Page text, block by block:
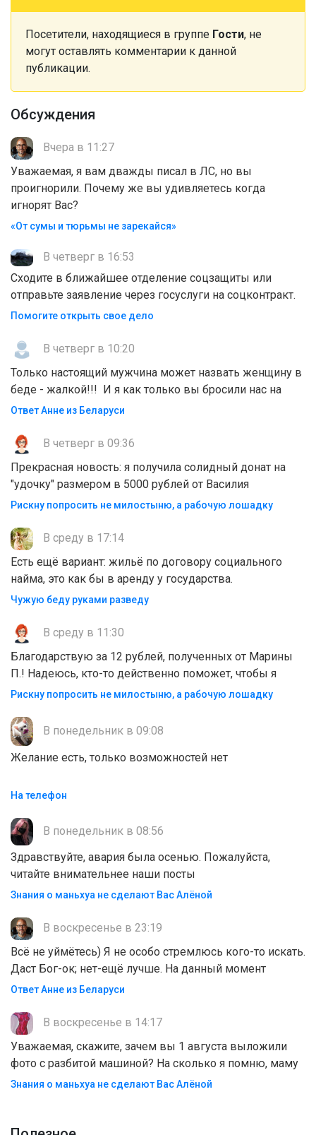
Посетители, находящиеся в группе Гости, не
могут оставлять комментарии к данной
публикации.
Обсуждения
Вчера в 11:27
Уважаемая, я вам дважды писал в ЛС, но вы
проигнорили. Почему же вы удивляетесь когда
игнорят Вас?
«От сумы и тюрьмы не зарекайся»
В четверг в 16:53
Сходите в ближайшее отделение соцзащиты или
отправьте заявление через госуслуги на соцконтракт.
Помогите открыть свое дело
В четверг в 10:20
Только настоящий мужчина может назвать женщину в
беде - жалкой!!! И я как только вы бросили нас на
Ответ Анне из Беларуси
В четверг в 09:36
Прекрасная новость: я получила солидный донат на
"удочку" размером в 5000 рублей от Василия
Рискну попросить не милостыню, а рабочую лошадку
В среду в 17:14
Есть ещё вариант: жильё по договору социального
найма, это как бы в аренду у государства.
Чужую беду руками разведу
В среду в 11:30
Благодарствую за 12 рублей, полученных от Марины
П.! Надеюсь, кто-то действенно поможет, чтобы я
Рискну попросить не милостыню, а рабочую лошадку
В понедельник в 09:08
Желание есть, только возможностей нет
На телефон
В понедельник в 08:56
Здравствуйте, авария была осенью. Пожалуйста,
читайте внимательнее наши посты
Знания о маньхуа не сделают Вас Алëной
В воскресенье в 23:19
Всё не уймётесь) Я не особо стремлюсь кого-то искать.
Даст Бог-ок; нет-ещё лучше. На данный момент
Ответ Анне из Беларуси
В воскресенье в 14:17
Уважаемая, скажите, зачем вы 1 августа выложили
фото с разбитой машиной? На сколько я помню, маму
Знания о маньхуа не сделают Вас Алëной